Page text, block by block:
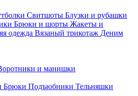
Свитшоты Блузки и рубашки
Брюки и шорты Жакеты и
одежда Вязаный трикотаж Деним
и манишки
Брюки Подъюбники Тельняшки